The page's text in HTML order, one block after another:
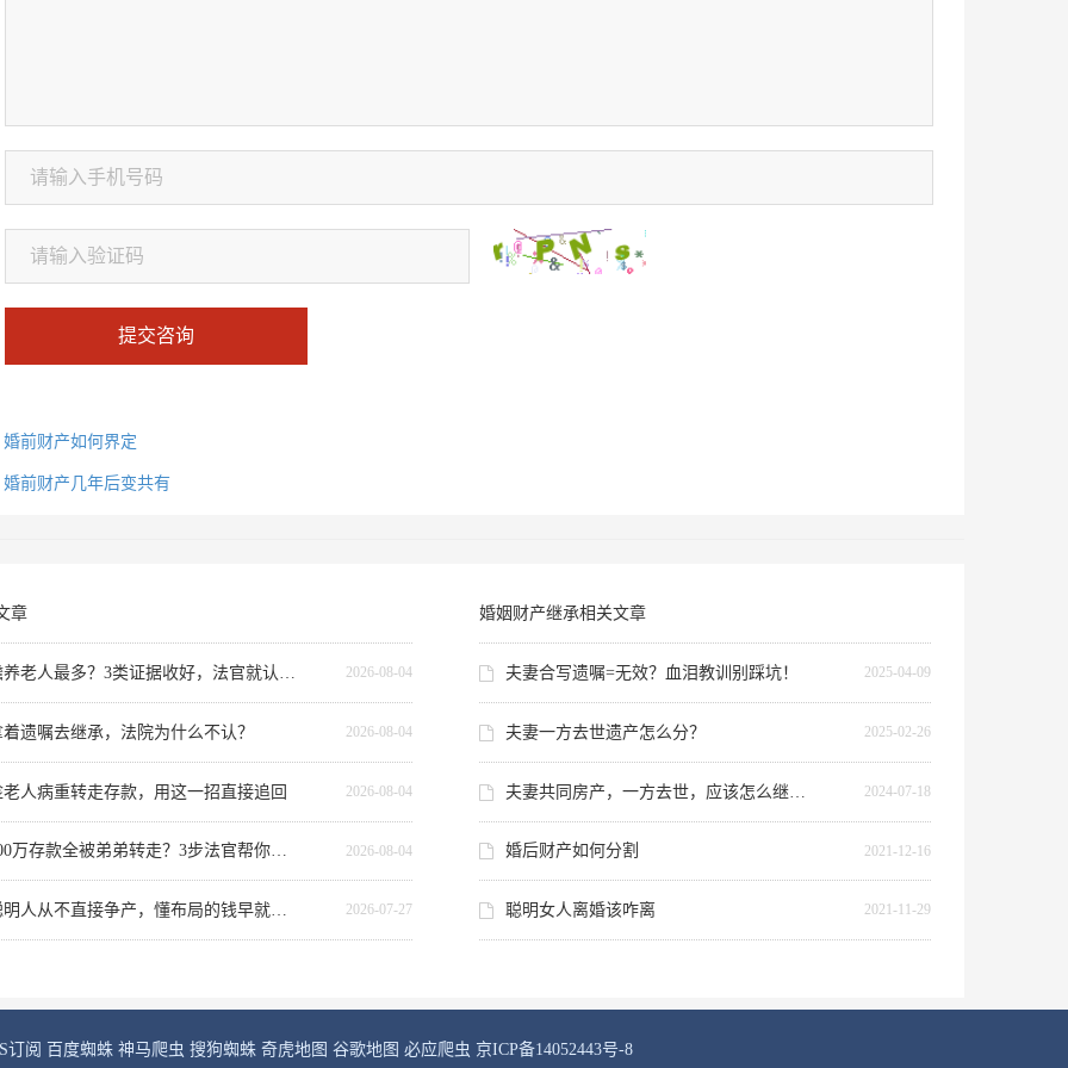
提交咨询
婚前财产如何界定
婚前财产几年后变共有
章
2026-08-04
着遗嘱去继承，法院为什么不认？ 2026-08-04
老人病重转走存款，用这一招直接追回 2026-08-04
300万存款全被弟弟转走？3步法官帮你查流水 2026-08-04
聪明人从不直接争产，懂布局的钱早就到手了 2026-07-27
婚姻财产继承相关文章
夫妻合写遗嘱=无效？血泪教训别踩坑！ 2025-04-09
夫妻一方去世遗产怎么分？ 2025-02-26
2024-07-18
婚后财产如何分割 2021-12-16
聪明女人离婚该咋离 2021-11-29
订阅 百度蜘蛛 神马爬虫 搜狗蜘蛛 奇虎地图 谷歌地图 必应爬虫 京ICP备14052443号-8